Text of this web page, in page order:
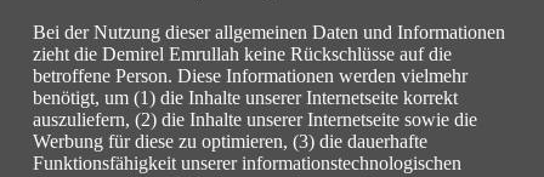
Bei der Nutzung dieser allgemeinen Daten und Informationen
zieht die Demirel Emrullah keine Rückschlüsse auf die
betroffene Person. Diese Informationen werden vielmehr
benötigt, um (1) die Inhalte unserer Internetseite korrekt
auszuliefern, (2) die Inhalte unserer Internetseite sowie die
Werbung für diese zu optimieren, (3) die dauerhafte
Funktionsfähigkeit unserer informationstechnologischen